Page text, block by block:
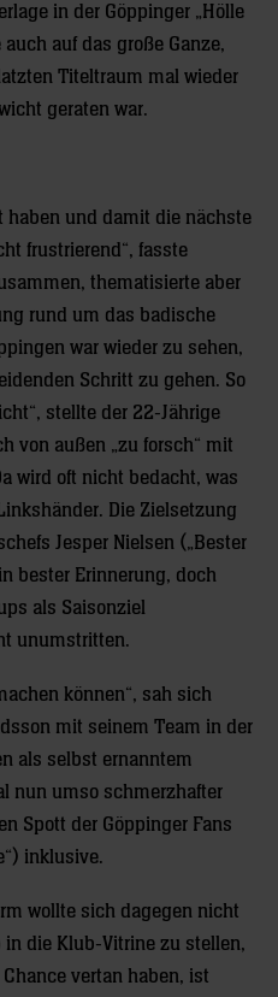
in der Göppinger „Hölle
auf das große Ganze,
Titeltraum mal wieder
geraten war.
haben und damit die nächste
frustrierend“, fasste
thematisierte aber
rund um das badische
war wieder zu sehen,
Schritt zu gehen. So
stellte der 22-Jährige
von außen „zu forsch“ mit
wird oft nicht bedacht, was
Die Zielsetzung
Jesper Nielsen („Bester
bester Erinnerung, doch
als Saisonziel
unumstritten.
können“, sah sich
mit seinem Team in der
als selbst ernanntem
nun umso schmerzhafter
Spott der Göppinger Fans
inklusive.
wollte sich dagegen nicht
in die Klub-Vitrine zu stellen,
vertan haben, ist